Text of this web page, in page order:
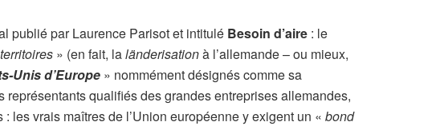
publié par Laurence Parisot et intitulé Besoin d’aire : le
» (en fait, laländerisationà l’allemande – ou mieux,
Unis d’Europe » nommément désignés comme sa
représentants qualifiés des grandes entreprises allemandes,
vrais maîtres de l’Union européenne y exigent un « bond